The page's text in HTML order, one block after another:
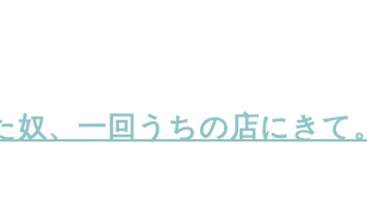
、一回うちの店にきて。